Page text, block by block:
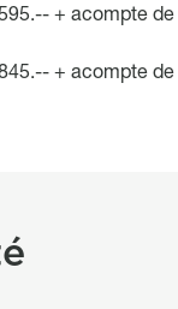
+ acompte
+ acompte